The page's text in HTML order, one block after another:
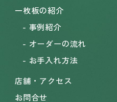
一枚板の紹介
事例紹介
オーダーの流れ
お手入れ方法
店舗・アクセス
お問合せ